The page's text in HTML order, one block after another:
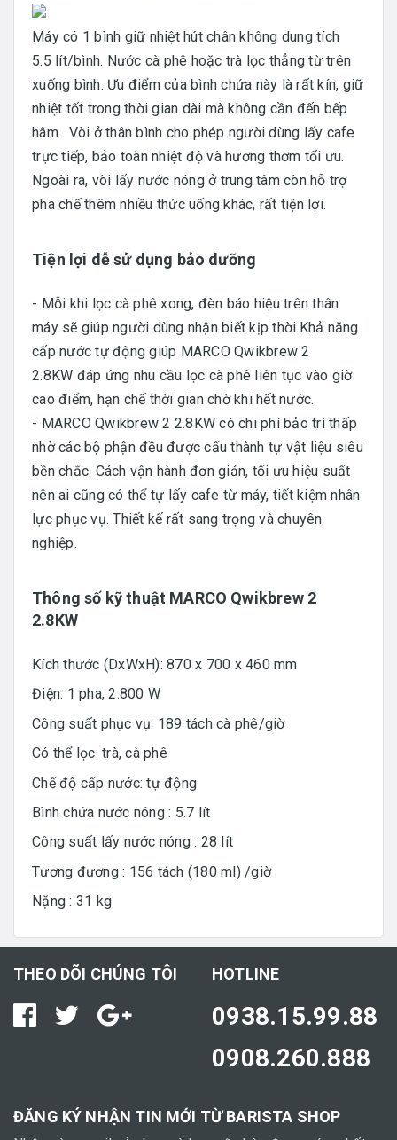
Máy có 1 bình giữ nhiệt hút chân không dung tích
5.5 lít/bình. Nước cà phê hoặc trà lọc thẳng từ trên
xuống bình. Ưu điểm của bình chứa này là rất kín, giữ
nhiệt tốt trong thời gian dài mà không cần đến bếp
hâm . Vòi ở thân bình cho phép người dùng lấy cafe
trực tiếp, bảo toàn nhiệt độ và hương thơm tối ưu.
Ngoài ra, vòi lấy nước nóng ở trung tâm còn hỗ trợ
pha chế thêm nhiều thức uống khác, rất tiện lợi.
Tiện lợi dễ sử dụng bảo dưỡng
- Mỗi khi lọc cà phê xong, đèn báo hiệu trên thân
máy sẽ giúp người dùng nhận biết kịp thời.Khả năng
cấp nước tự động giúp MARCO Qwikbrew 2
2.8KW đáp ứng nhu cầu lọc cà phê liên tục vào giờ
cao điểm, hạn chế thời gian chờ khi hết nước.
- MARCO Qwikbrew 2 2.8KW có chi phí bảo trì thấp
nhờ các bộ phận đều được cấu thành tự vật liệu siêu
bền chắc. Cách vận hành đơn giản, tối ưu hiệu suất
nên ai cũng có thể tự lấy cafe từ máy, tiết kiệm nhân
lực phục vụ. Thiết kế rất sang trọng và chuyên
nghiệp.
Thông số kỹ thuật MARCO Qwikbrew 2
2.8KW
Kích thước (DxWxH): 870 x 700 x 460 mm
Điện: 1 pha, 2.800 W
Công suất phục vụ: 189 tách cà phê/giờ
Có thể lọc: trà, cà phê
Chế độ cấp nước: tự động
Bình chứa nước nóng : 5.7 lít
Công suất lấy nước nóng : 28 lít
Tương đương : 156 tách (180 ml) /giờ
Nặng : 31 kg
THEO DÕI CHÚNG TÔI HOTLINE
0938.15.99.88
0908.260.888
ĐĂNG KÝ NHẬN TIN MỚI TỪ BARISTA SHOP